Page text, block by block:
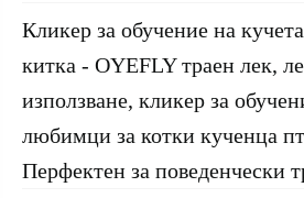
Кликер за обучение на
китка - OYEFLY траен лек,
използване, кликер за
любимци за котки кученца
Перфектен за поведенчески